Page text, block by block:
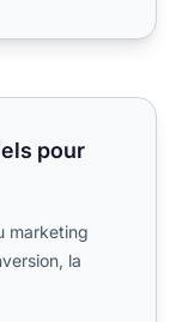
en marketing
pour
marketing
la